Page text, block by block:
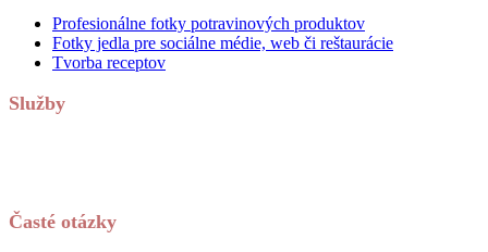
Profesionálne fotky potravinových produktov
Fotky jedla pre sociálne médie, web či reštaurácie
Tvorba receptov
Služby
Časté otázky